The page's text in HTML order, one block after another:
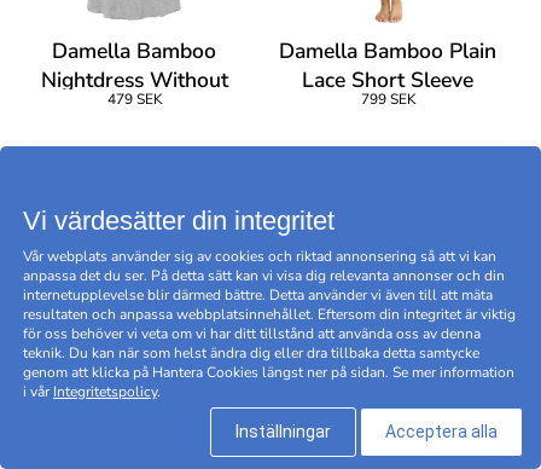
Damella Bamboo
Nightdress Without
Sleeves
479 SEK
Damella Bamboo Plain
Lace Short Sleeve
Nightdress
799 SEK
Vi värdesätter din integritet
Vår webplats använder sig av cookies och riktad annonsering så att vi kan
anpassa det du ser. På detta sätt kan vi visa dig relevanta annonser och din
internetupplevelse blir därmed bättre. Detta använder vi även till att mäta
resultaten och anpassa webbplatsinnehållet. Eftersom din integritet är viktig
för oss behöver vi veta om vi har ditt tillstånd att använda oss av denna
teknik. Du kan när som helst ändra dig eller dra tillbaka detta samtycke
genom att klicka på Hantera Cookies längst ner på sidan. Se mer information
i vårIntegritetspolicy.
Inställningar Acceptera alla